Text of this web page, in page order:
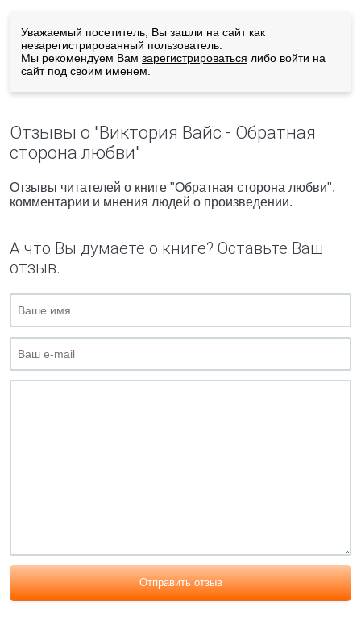
Уважаемый посетитель, Вы зашли на сайт как
незарегистрированный пользователь.
Мы рекомендуем Вам зарегистрироваться либо войти на
сайт под своим именем.
Отзывы о "Виктория Вайс - Обратная
сторона любви"
Отзывы читателей о книге "Обратная сторона любви",
комментарии и мнения людей о произведении.
А что Вы думаете о книге? Оставьте Ваш
отзыв.
Отправить отзыв